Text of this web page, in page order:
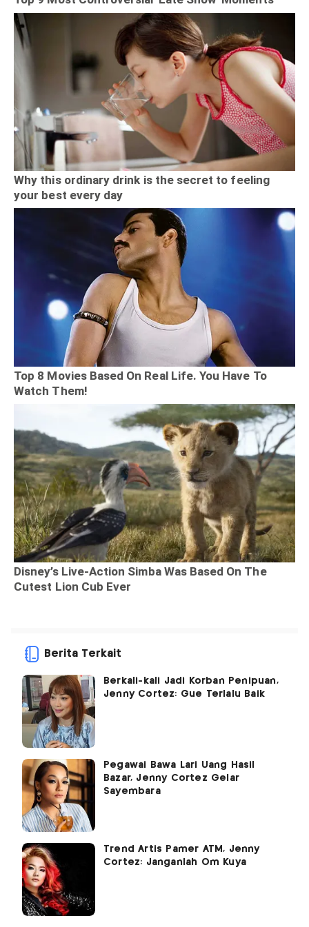
Berita Terkait
Berkali-kali Jadi Korban Penipuan,
Jenny Cortez: Gue Terlalu Baik
Pegawai Bawa Lari Uang Hasil
Bazar, Jenny Cortez Gelar
Sayembara
Trend Artis Pamer ATM, Jenny
Cortez: Janganlah Om Kuya